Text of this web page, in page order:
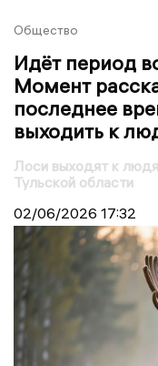
Общество
Идёт период
Момент
последнее
выходить к
Лоси выходят к
Тульской области
02/06/2026 17:32